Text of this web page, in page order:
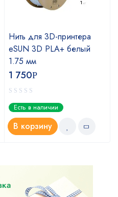
Нить для 3D-принтера
eSUN 3D PLA+ белый
1.75 мм
1 750Р
Есть в наличии
В корзину